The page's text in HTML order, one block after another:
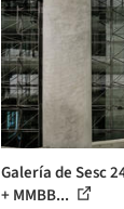
Galería de Sesc
+ MMBB...